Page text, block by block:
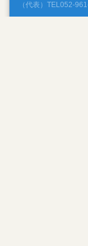
（代表）TEL052-